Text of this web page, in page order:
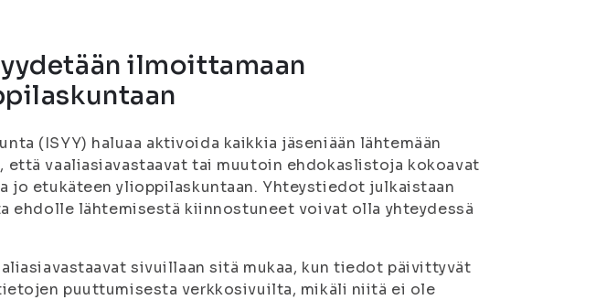
ilmoittamaan
(ISYY) haluaa aktivoida kaikkia jäseniään lähtemään
vaaliasiavastaavat tai muutoin ehdokaslistoja kokoavat
etukäteen ylioppilaskuntaan. Yhteystiedot julkaistaan
ehdolle lähtemisestä kiinnostuneet voivat olla yhteydessä
sivuillaan sitä mukaa, kun tiedot päivittyvät
puuttumisesta verkkosivuilta, mikäli niitä ei ole